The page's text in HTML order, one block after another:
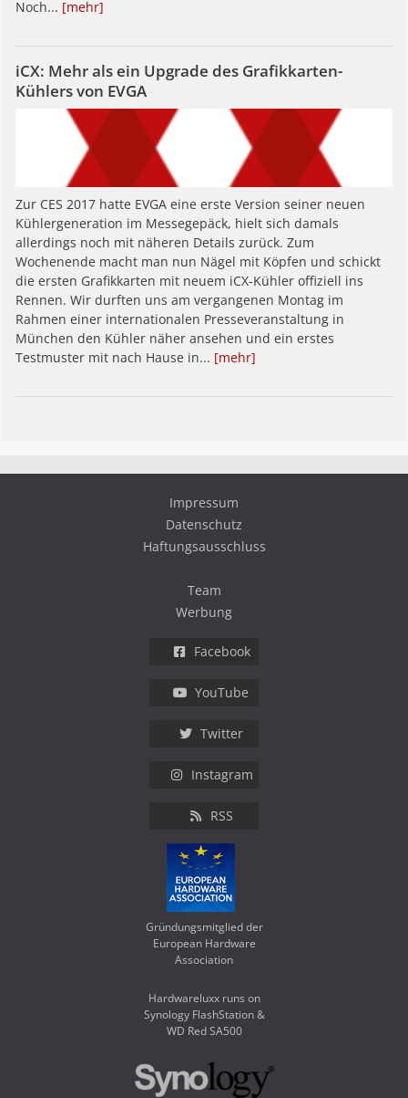
Noch... [mehr]
iCX: Mehr als ein Upgrade des Grafikkarten-
Kühlers von EVGA
Zur CES 2017 hatte EVGA eine erste Version seiner neuen
Kühlergeneration im Messegepäck, hielt sich damals
allerdings noch mit näheren Details zurück. Zum
Wochenende macht man nun Nägel mit Köpfen und schickt
die ersten Grafikkarten mit neuem iCX-Kühler offiziell ins
Rennen. Wir durften uns am vergangenen Montag im
Rahmen einer internationalen Presseveranstaltung in
München den Kühler näher ansehen und ein erstes
Testmuster mit nach Hause in... [mehr]
Impressum
Datenschutz
Haftungsausschluss
Team
Werbung
Facebook
YouTube
Twitter
Instagram
RSS
Gründungsmitglied der
European Hardware
Association
Hardwareluxx runs on
Synology FlashStation &
WD Red SA500